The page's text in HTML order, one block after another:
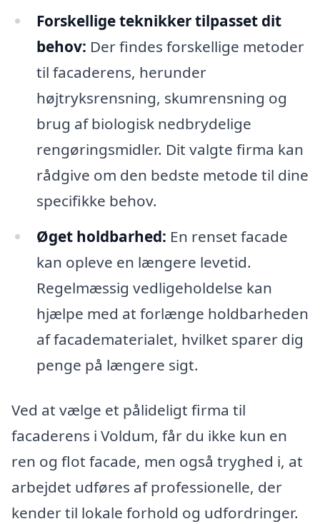
Forskellige teknikker tilpasset dit
behov: Der findes forskellige metoder
til facaderens, herunder
højtryksrensning, skumrensning og
brug af biologisk nedbrydelige
rengøringsmidler. Dit valgte firma kan
rådgive om den bedste metode til dine
specifikke behov.
Øget holdbarhed: En renset facade
kan opleve en længere levetid.
Regelmæssig vedligeholdelse kan
hjælpe med at forlænge holdbarheden
af facadematerialet, hvilket sparer dig
penge på længere sigt.
Ved at vælge et pålideligt firma til
facaderens i Voldum, får du ikke kun en
ren og flot facade, men også tryghed i, at
arbejdet udføres af professionelle, der
kender til lokale forhold og udfordringer.